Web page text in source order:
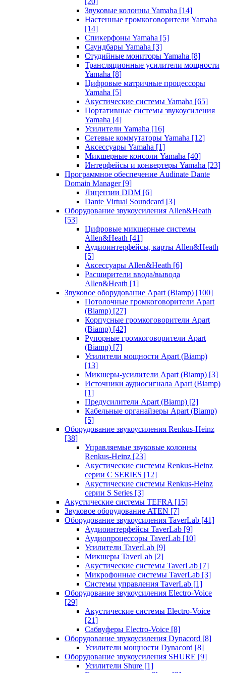
Звуковые колонны Yamaha [14]
Настенные громкоговорители Yamaha
[14]
Спикерфоны Yamaha [5]
Саундбары Yamaha [3]
Студийные мониторы Yamaha [8]
Трансляционные усилители мощности
Yamaha [8]
Цифровые матричные процессоры
Yamaha [5]
Акустические системы Yamaha [65]
Портативные системы звукоусиления
Yamaha [4]
Усилители Yamaha [16]
Сетевые коммутаторы Yamaha [12]
Аксессуары Yamaha [1]
Микшерные консоли Yamaha [40]
Интерфейсы и конвертеры Yamaha [23]
Программное обеспечение Audinate Dante
Domain Manager [9]
Лицензии DDM [6]
Dante Virtual Soundcard [3]
Оборудование звукоусиления Allen&Heath
[53]
Цифровые микшерные системы
Allen&Heath [41]
Аудиоинтерфейсы, карты Allen&Heath
[5]
Аксессуары Allen&Heath [6]
Расширители ввода/вывода
Allen&Heath [1]
Звуковое оборудование Apart (Biamp) [100]
Потолочные громкоговорители Apart
(Biamp) [27]
Корпусные громкоговорители Apart
(Biamp) [42]
Рупорные громкоговорители Apart
(Biamp) [7]
Усилители мощности Apart (Biamp)
[13]
Микшеры-усилители Apart (Biamp) [3]
Источники аудиосигнала Apart (Biamp)
[1]
Предусилители Apart (Biamp) [2]
Кабельные органайзеры Apart (Biamp)
[5]
Оборудование звукоусиления Renkus-Heinz
[38]
Управляемые звуковые колонны
Renkus-Heinz [23]
Акустические системы Renkus-Heinz
серии C SERIES [12]
Акустические системы Renkus-Heinz
серии S Series [3]
Акустические системы TEFRA [15]
Звуковое оборудование ATEN [7]
Оборудование звукоусиления TaverLab [41]
Аудиоинтерфейсы TaverLab [9]
Аудиопроцессоры TaverLab [10]
Усилители TaverLab [9]
Микшеры TaverLab [2]
Акустические системы TaverLab [7]
Микрофонные системы TaverLab [3]
Системы управления TaverLab [1]
Оборудование звукоусиления Electro-Voice
[29]
Акустические системы Electro-Voice
[21]
Сабвуферы Electro-Voice [8]
Оборудование звукоусиления Dynacord [8]
Усилители мощности Dynacord [8]
Оборудование звукоусиления SHURE [9]
Усилители Shure [1]